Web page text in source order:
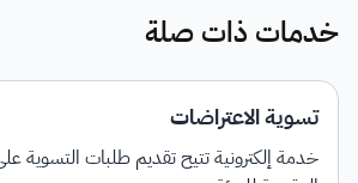
خدمات ذات صلة
تسوية الاعتراضات
خدمة إلكترونية تتيح تقديم طلبات التسوية